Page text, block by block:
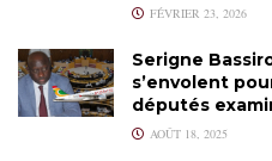
FÉVRIER 23, 2026
Serigne
s’envolent
députés
AOÛT 18, 2025